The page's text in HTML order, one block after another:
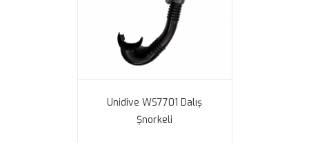
Unidive WS7701 Dalış
Şnorkeli